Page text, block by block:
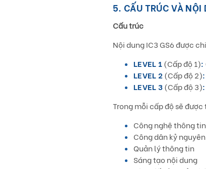
5. CẤU TRÚC VÀ
Cấu trúc
Nội dung IC3 GS6 được
LEVEL 1(Cấp độ 1):
LEVEL 2 (Cấp độ 2):
LEVEL 3(Cấp độ 3):
Trong mỗi cấp độ sẽ
Công nghệ thông
Công dân kỷ
Quản lý thông tin
Sáng tạo nội dung